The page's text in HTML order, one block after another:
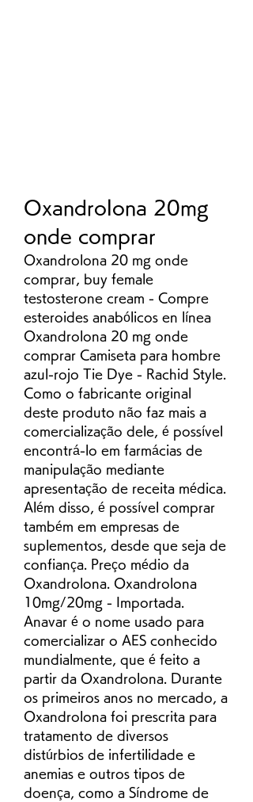
Oxandrolona 20mg
onde comprar
Oxandrolona 20 mg onde
comprar, buy female
testosterone cream - Compre
esteroides anabólicos en línea
Oxandrolona 20 mg onde
comprar Camiseta para hombre
azul-rojo Tie Dye - Rachid Style.
Como o fabricante original
deste produto não faz mais a
comercialização dele, é possível
encontrá-lo em farmácias de
manipulação mediante
apresentação de receita médica.
Além disso, é possível comprar
também em empresas de
suplementos, desde que seja de
confiança. Preço médio da
Oxandrolona. Oxandrolona
10mg/20mg - Importada.
Anavar é o nome usado para
comercializar o AES conhecido
mundialmente, que é feito a
partir da Oxandrolona. Durante
os primeiros anos no mercado, a
Oxandrolona foi prescrita para
tratamento de diversos
distúrbios de infertilidade e
anemias e outros tipos de
doença, como a Síndrome de